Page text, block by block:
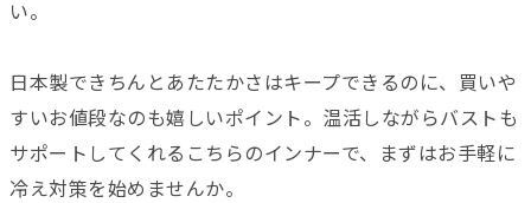
い。
日本製できちんとあたたかさはキープできるのに、買いや
すいお値段なのも嬉しいポイント。温活しながらバストも
サポートしてくれるこちらのインナーで、まずはお手軽に
冷え対策を始めませんか。